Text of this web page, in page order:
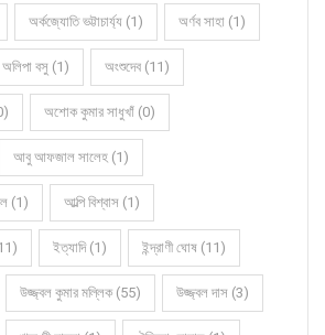
অর্কজ্যোতি ভট্টাচার্য্য (1) অর্ণব সাহা (1)
অলিপা বসু (1) অংশুদেব (11)
অশোক কুমার সাধুখাঁ (0)
আবু আফজাল সালেহ (1)
(1) আল্পি বিশ্বাস (1)
ইত্যাদি (1) ইন্দ্রাণী ঘোষ (11)
উজ্জ্বল কুমার মল্লিক (55) উজ্জ্বল দাস (3)